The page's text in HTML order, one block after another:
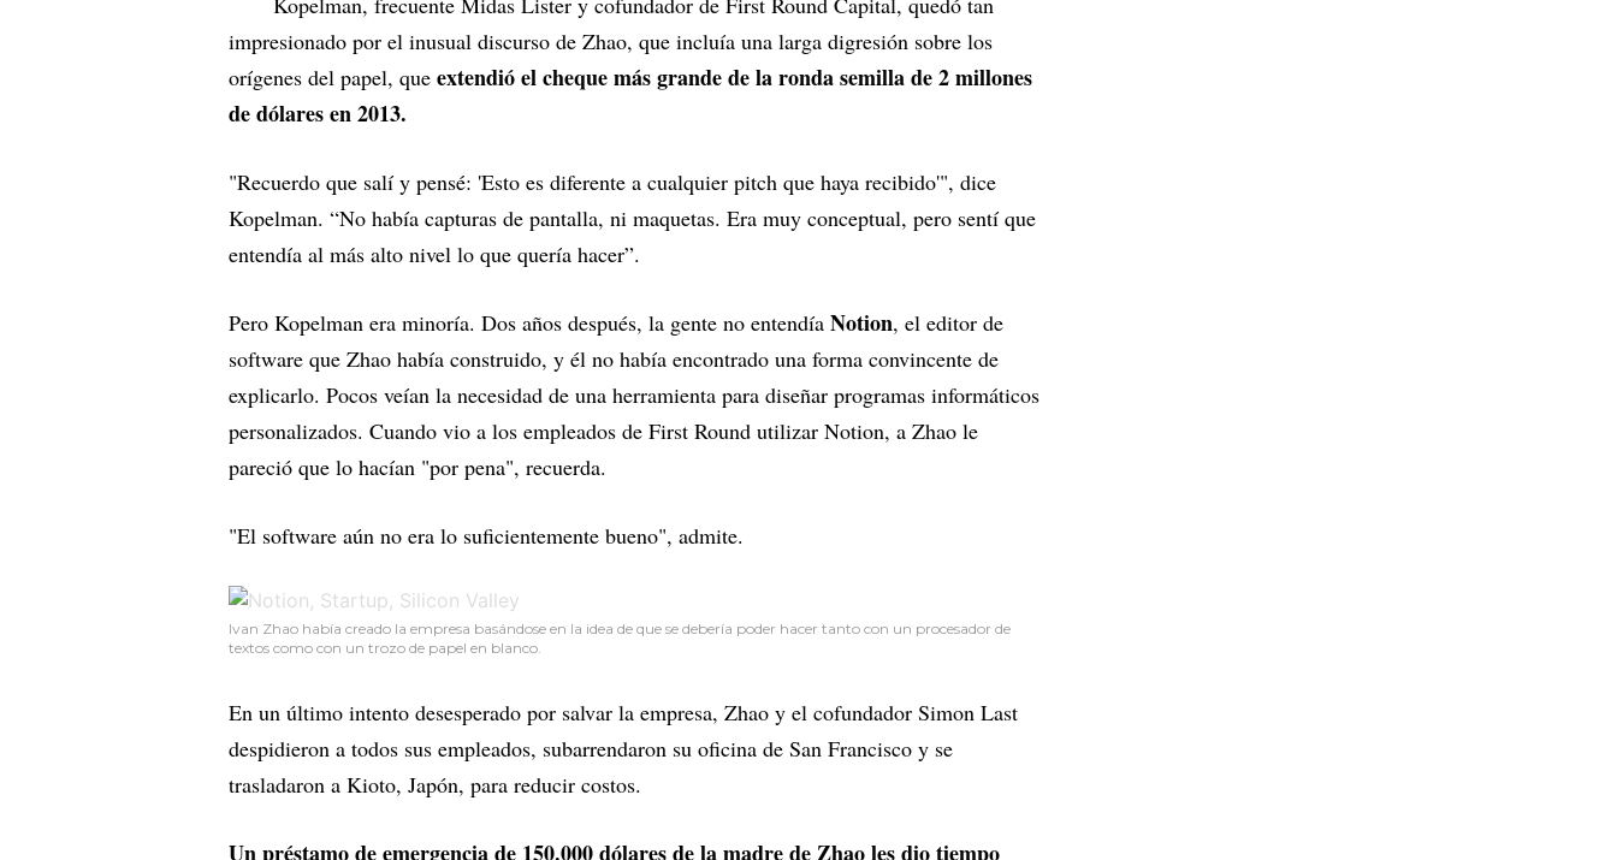
impresionado por el inusual discurso de Zhao, que incluía una larga digresión sobre los
orígenes del papel, que extendió el cheque más grande de la ronda semilla de 2 millones
de dólares en 2013.
"Recuerdo que salí y pensé: 'Esto es diferente a cualquier pitch que haya recibido'", dice
Kopelman. “No había capturas de pantalla, ni maquetas. Era muy conceptual, pero sentí que
entendía al más alto nivel lo que quería hacer”.
Pero Kopelman era minoría. Dos años después, la gente no entendía Notion, el editor de
software que Zhao había construido, y él no había encontrado una forma convincente de
explicarlo. Pocos veían la necesidad de una herramienta para diseñar programas informáticos
personalizados. Cuando vio a los empleados de First Round utilizar Notion, a Zhao le
pareció que lo hacían "por pena", recuerda.
"El software aún no era lo suficientemente bueno", admite.
Ivan Zhao había creado la empresa basándose en la idea de que se debería poder hacer tanto con un procesador de
textos como con un trozo de papel en blanco.
En un último intento desesperado por salvar la empresa, Zhao y el cofundador Simon Last
despidieron a todos sus empleados, subarrendaron su oficina de San Francisco y se
trasladaron a Kioto, Japón, para reducir costos.
Un préstamo de emergencia de 150.000 dólares de la madre de Zhao les dio tiempo